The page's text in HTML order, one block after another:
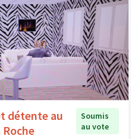
détente au
Soumis
au vote